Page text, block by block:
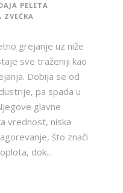
PELETA
ZVEČKA
grejanje uz niže
sve traženiji kao
Dobija se od
pa spada u
glavne
vrednost, niska
što znači
dok...